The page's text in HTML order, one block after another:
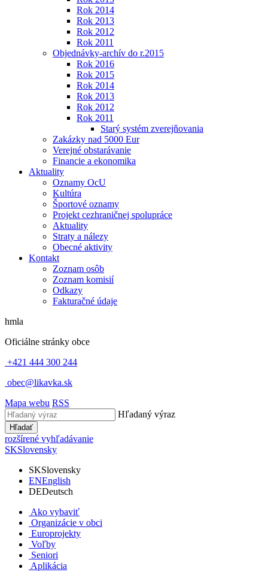
Rok 2014
Rok 2013
Rok 2012
Rok 2011
Objednávky-archív do r.2015
Rok 2016
Rok 2015
Rok 2014
Rok 2013
Rok 2012
Rok 2011
Starý systém zverejňovania
Zakázky nad 5000 Eur
Verejné obstarávanie
Financie a ekonomika
Aktuality
Oznamy OcU
Kultúra
Športové oznamy
Projekt cezhraničnej spolupráce
Aktuality
Straty a nálezy
Obecné aktivity
Kontakt
Zoznam osôb
Zoznam komisií
Odkazy
Fakturačné údaje
hmla
Oficiálne stránky obce
+421 444 300 244
obec@likavka.sk
Mapa webu RSS
Hľadaný výraz
Hľadať
rozšírené vyhľadávanie
SKSlovensky
SKSlovensky
ENEnglish
DEDeutsch
Ako vybaviť
Organizácie v obci
Europrojekty
Voľby
Seniori
Aplikácia